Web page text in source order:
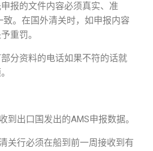
报的文件内容必须真实、准
。在国外清关时，如申报内容
重罚。
分资料的电话如果不符的话就
到出口国发出的AMS申报数据。
关行必须在船到前一周接收到有